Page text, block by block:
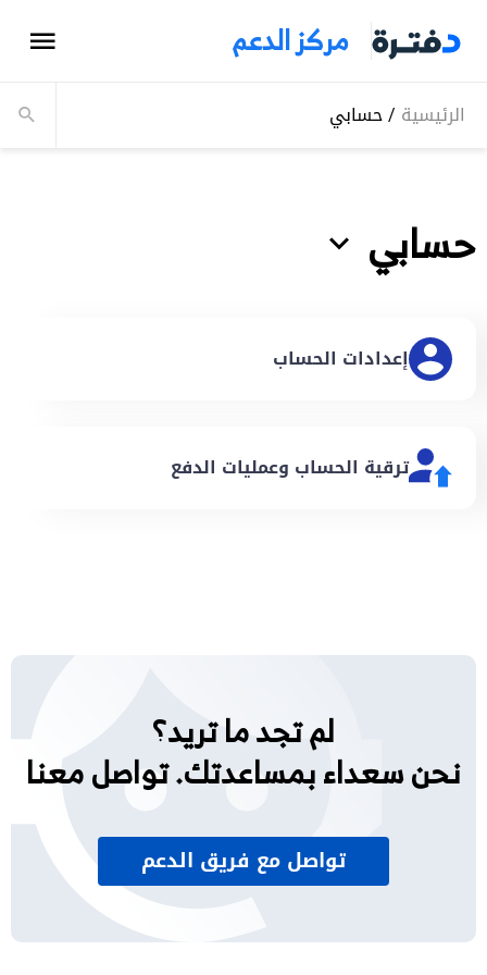
مركز الدعم
الرئيسية /حسابي
حسابي
إعدادات الحساب
ترقية الحساب وعمليات الدفع
لم تجد ما تريد؟
نحن سعداء بمساعدتك. تواصل معنا
تواصل مع فريق الدعم